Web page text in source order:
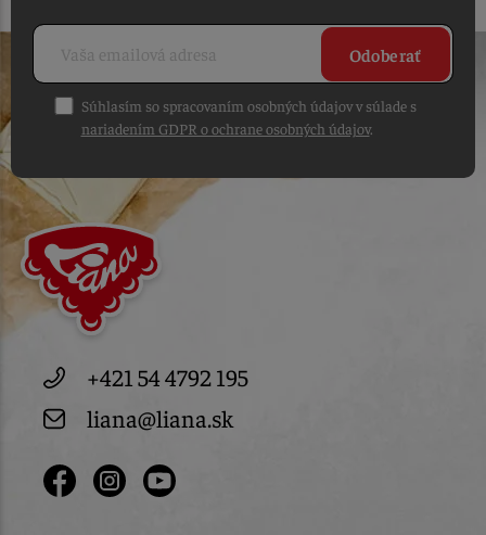
Odoberať
Súhlasím so spracovaním osobných údajov v súlade s
nariadením GDPR o ochrane osobných údajov.
+421 54 4792 195
liana@liana.sk